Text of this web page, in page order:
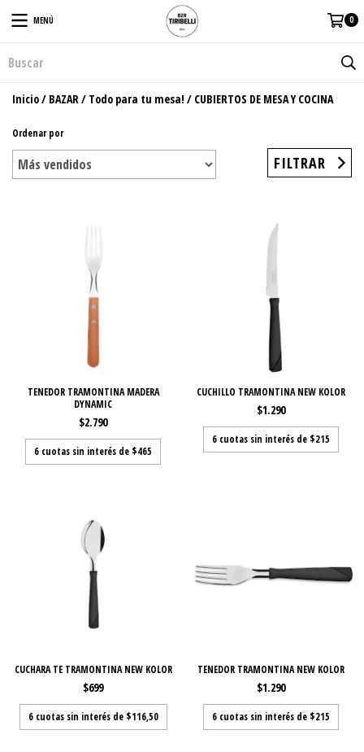
MENÚ 0
Inicio/ BAZAR/ Todo para tu mesa! / CUBIERTOS DE MESA Y COCINA
Ordenar por
FILTRAR
TENEDOR TRAMONTINA MADERA
DYNAMIC
$2.790
6 cuotas sin interés de $465
CUCHILLO TRAMONTINA NEW KOLOR
$1.290
6 cuotas sin interés de $215
CUCHARA TE TRAMONTINA NEW KOLOR
$699
6 cuotas sin interés de $116,50
TENEDOR TRAMONTINA NEW KOLOR
$1.290
6 cuotas sin interés de $215